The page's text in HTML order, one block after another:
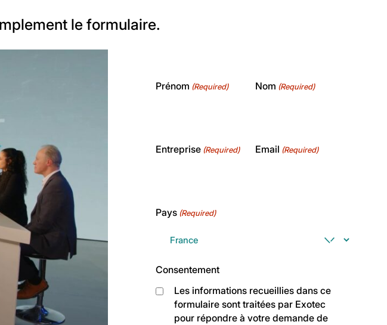
le formulaire.
Prénom (Required) Nom (Required)
Entreprise (Required) Email (Required)
Pays (Required)
Consentement
Les informations recueillies dans ce
formulaire sont traitées par Exotec
pour répondre à votre demande de